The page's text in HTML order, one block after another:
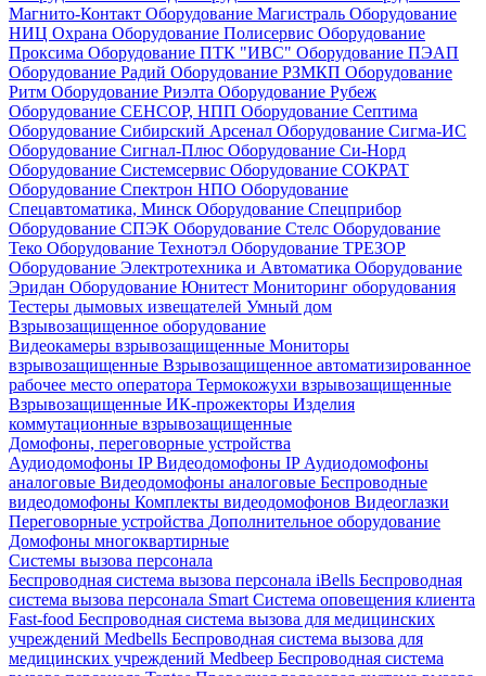
Магнито-Контакт Оборудование Магистраль Оборудование
НИЦ Охрана Оборудование Полисервис Оборудование
Проксима Оборудование ПТК "ИВС" Оборудование ПЭАП
Оборудование Радий Оборудование РЗМКП Оборудование
Ритм Оборудование Риэлта Оборудование Рубеж
Оборудование СЕНСОР, НПП Оборудование Септима
Оборудование Сибирский Арсенал Оборудование Сигма-ИС
Оборудование Сигнал-Плюс Оборудование Си-Норд
Оборудование Системсервис Оборудование СОКРАТ
Оборудование Спектрон НПО Оборудование
Спецавтоматика, Минск Оборудование Спецприбор
Оборудование СПЭК Оборудование Стелс Оборудование
Теко Оборудование Технотэл Оборудование ТРЕЗОР
Оборудование Электротехника и Автоматика Оборудование
Эридан Оборудование Юнитест Мониторинг оборудования
Тестеры дымовых извещателей Умный дом
Взрывозащищенное оборудование
Видеокамеры взрывозащищенные Мониторы
взрывозащищенные Взрывозащищенное автоматизированное
рабочее место оператора Термокожухи взрывозащищенные
Взрывозащищенные ИК-прожекторы Изделия
коммутационные взрывозащищенные
Домофоны, переговорные устройства
Аудиодомофоны IPВидеодомофоны IP Аудиодомофоны
аналоговые Видеодомофоны аналоговые Беспроводные
видеодомофоны Комплекты видеодомофонов Видеоглазки
Переговорные устройства Дополнительное оборудование
Домофоны многоквартирные
Системы вызова персонала
Беспроводная система вызова персонала iBells Беспроводная
система вызова персонала Smart Система оповещения клиента
Fast-food Беспроводная система вызова для медицинских
учреждений Medbells Беспроводная система вызова для
медицинских учреждений Medbeep Беспроводная система